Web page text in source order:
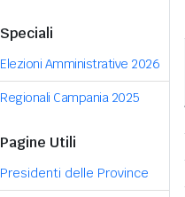
Speciali
Elezioni Amministrative 2026
Regionali Campania 2025
Pagine Utili
Presidenti delle Province